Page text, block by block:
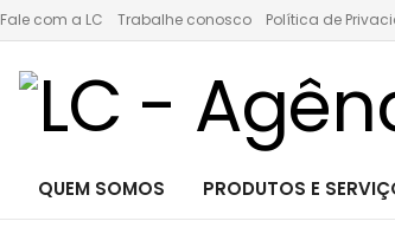
Fale com a LC Trabalhe conosco Política de
QUEM SOMOS PRODUTOS E